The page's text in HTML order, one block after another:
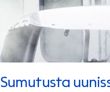
Sumutusta